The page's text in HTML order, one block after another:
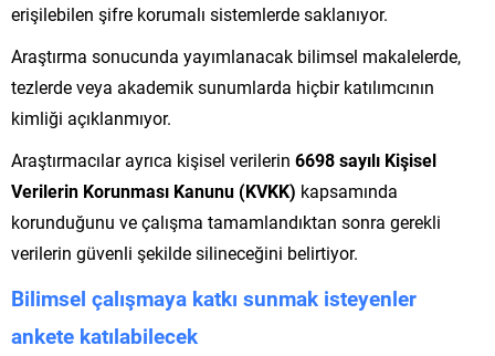
erişilebilen şifre korumalı sistemlerde saklanıyor.
Araştırma sonucunda yayımlanacak bilimsel makalelerde,
tezlerde veya akademik sunumlarda hiçbir katılımcının
kimliği açıklanmıyor.
Araştırmacılar ayrıca kişisel verilerin 6698 sayılı Kişisel
Verilerin Korunması Kanunu (KVKK) kapsamında
korunduğunu ve çalışma tamamlandıktan sonra gerekli
verilerin güvenli şekilde silineceğini belirtiyor.
Bilimsel çalışmaya katkı sunmak isteyenler
ankete katılabilecek